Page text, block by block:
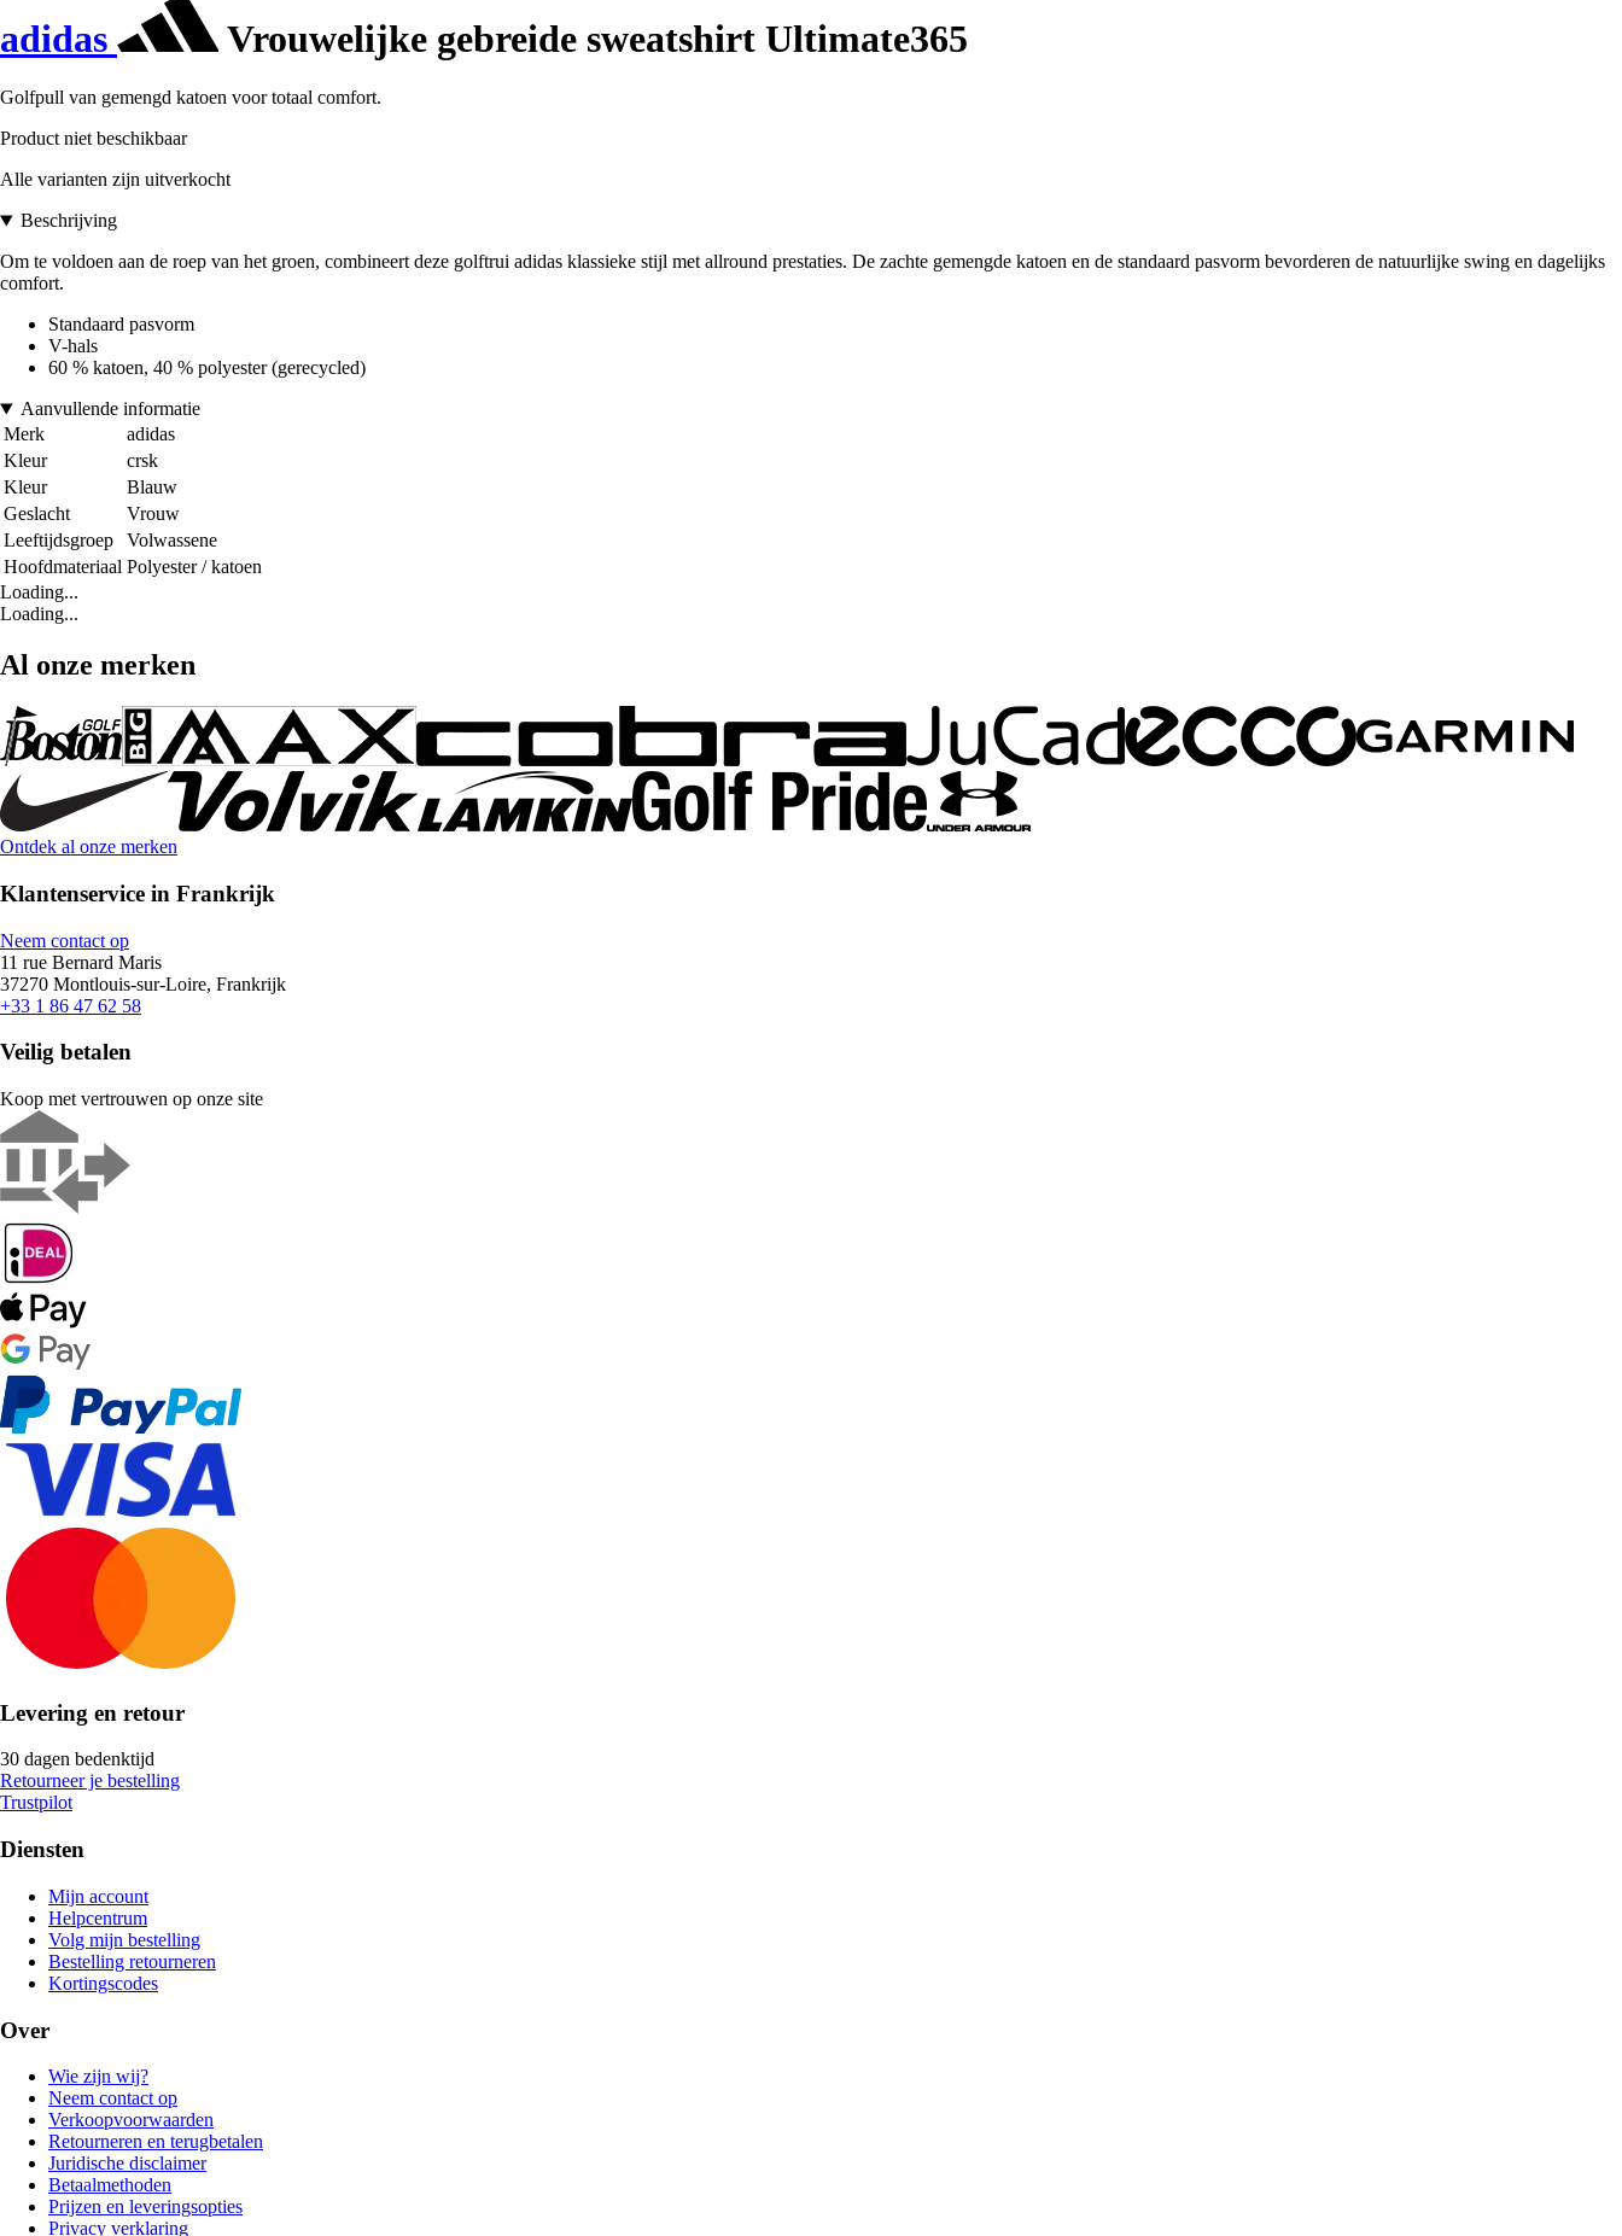
adidas Vrouwelijke gebreide sweatshirt Ultimate365
Golfpull van gemengd katoen voor totaal comfort.
Product niet beschikbaar
Alle varianten zijn uitverkocht
Beschrijving
Om te voldoen aan de roep van het groen, combineert deze golftrui adidas klassieke stijl met allround prestaties. De zachte gemengde katoen en de standaard pasvorm bevorderen de natuurlijke swing en dagelijks
comfort.
Standaard pasvorm
V-hals
60 % katoen, 40 % polyester (gerecycled)
Aanvullende informatie
Merk
adidas
Kleur
crsk
Kleur
Blauw
Geslacht
Vrouw
Leeftijdsgroep
Volwassene
Hoofdmateriaal Polyester / katoen
Loading...
Loading...
Al onze merken
Ontdek al onze merken
Klantenservice in Frankrijk
Neem contact op
11 rue Bernard Maris
37270 Montlouis-sur-Loire, Frankrijk
+33 1 86 47 62 58
Veilig betalen
Koop met vertrouwen op onze site
Levering en retour
30 dagen bedenktijd
Retourneer je bestelling
Trustpilot
Diensten
Mijn account
Helpcentrum
Volg mijn bestelling
Bestelling retourneren
Kortingscodes
Over
Wie zijn wij?
Neem contact op
Verkoopvoorwaarden
Retourneren en terugbetalen
Juridische disclaimer
Betaalmethoden
Prijzen en leveringsopties
Privacy verklaring